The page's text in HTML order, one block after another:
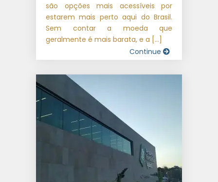
são opções mais acessíveis por
estarem mais perto aqui do Brasil.
Sem contar a moeda que
geralmente é mais barata, e a […]
Continue